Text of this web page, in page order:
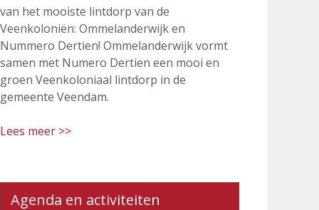
van het mooiste lintdorp van de
Veenkoloniën: Ommelanderwijk en
Nummero Dertien! Ommelanderwijk vormt
samen met Numero Dertien een mooi en
groen Veenkoloniaal lintdorp in de
gemeente Veendam.
Lees meer >>
Agenda en activiteiten